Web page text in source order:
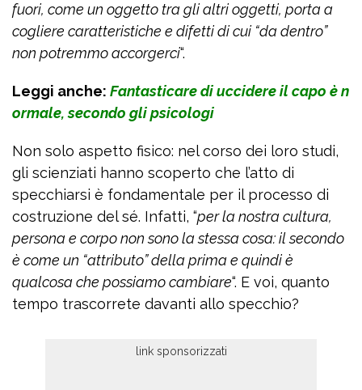
fuori, come un oggetto tra gli altri oggetti, porta a
cogliere caratteristiche e difetti di cui “da dentro”
non potremmo accorgerci“.
Leggi anche: Fantasticare di uccidere il capo è n
ormale, secondo gli psicologi
Non solo aspetto fisico: nel corso dei loro studi,
gli scienziati hanno scoperto che l’atto di
specchiarsi è fondamentale per il processo di
costruzione del sé. Infatti, “per la nostra cultura,
persona e corpo non sono la stessa cosa: il secondo
è come un “attributo” della prima e quindi è
qualcosa che possiamo cambiare“. E voi, quanto
tempo trascorrete davanti allo specchio?